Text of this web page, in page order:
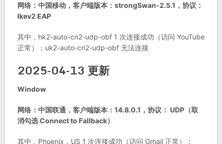
网络：中国移动，客户端版本：strongSwan-2.5.1，协议：
Ikev2 EAP
其中，hk2-auto-cn2-udp-obf 1 次连接成功（访问 YouTube
正常）；uk2-auto-cn2-udp-obf 无法连接
2025-04-13 更新
Window
网络：中国联通，客户端版本：14.8.0.1，协议： UDP（取
消勾选 Connect to Fallback）
其中，Phoenix，US 1 次连接成功（访问 Gmail 正常）；